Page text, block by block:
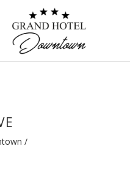
/